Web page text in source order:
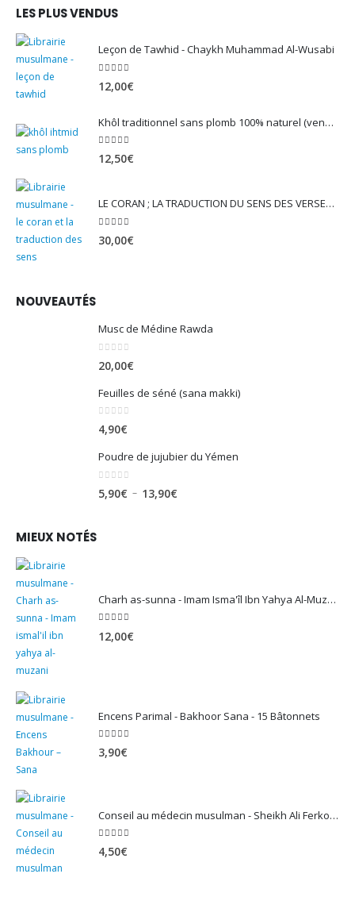
LES PLUS VENDUS
Leçon de Tawhid - Chaykh Muhammad Al-Wusabi
12,00€
Khôl traditionnel sans plomb 100% naturel (vendu avec son mirwed)
4.82sur 5
12,50€
LE CORAN ; LA TRADUCTION DU SENS DES VERSET - EDITION TAWBAH
30,00€
NOUVEAUTÉS
Musc de Médine Rawda
20,00€
Feuilles de séné (sana makki)
0 sur 5
4,90€
Poudre de jujubier du Yémen
5,90€ – 13,90€
MIEUX NOTÉS
Charh as-sunna - Imam Isma'îl Ibn Yahya Al-Muzanî
12,00€
Encens Parimal - Bakhoor Sana - 15 Bâtonnets
5.00sur 5
3,90€
Conseil au médecin musulman - Sheikh Ali Ferkous
5.00sur 5
4,50€